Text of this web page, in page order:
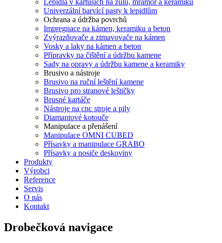
Lepidla v kartuších na žulu, mramor a keramiku
Univerzální barvící pasty k lepidlům
Ochrana a údržba povrchů
Impregnace na kámen, keramiku a beton
Zvýrazňovače a ztmavovače na kámen
Vosky a laky na kámen a beton
Přípravky na čištění a údržbu kamene
Sady na opravy a údržbu kamene a keramiky
Brusivo a nástroje
Brusivo na ruční leštění kamene
Brusivo pro stranové leštičky
Brusné kartáče
Nástroje na cnc stroje a pily
Diamantové kotouče
Manipulace a přenášení
Manipulace OMNI CUBED
Přísavky a manipulace GRABO
Přísavky a nosiče deskoviny
Produkty
Výrobci
Reference
Servis
O nás
Kontakt
Drobečková navigace